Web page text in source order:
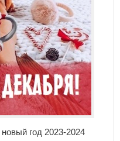
год 2023-2024